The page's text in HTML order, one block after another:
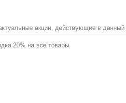
акции, действующие в
20% на все товары